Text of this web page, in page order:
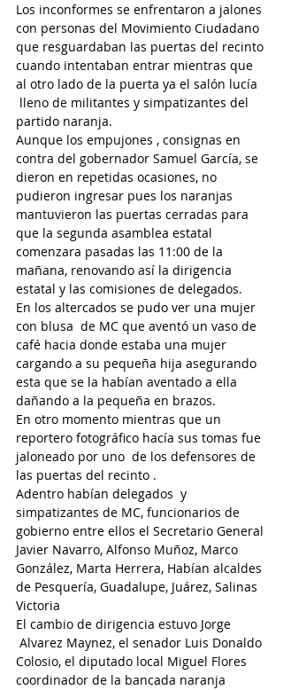
Los inconformes se enfrentaron a jalones
con personas del Movimiento Ciudadano
que resguardaban las puertas del recinto
cuando intentaban entrar mientras que
al otro lado de la puerta ya el salón lucía
lleno de militantes y simpatizantes del
partido naranja.
Aunque los empujones , consignas en
contra del gobernador Samuel García, se
dieron en repetidas ocasiones, no
pudieron ingresar pues los naranjas
mantuvieron las puertas cerradas para
que la segunda asamblea estatal
comenzara pasadas las 11:00 de la
mañana, renovando así la dirigencia
estatal y las comisiones de delegados.
En los altercados se pudo ver una mujer
con blusa  de MC que aventó un vaso de
café hacia donde estaba una mujer
cargando a su pequeña hija asegurando
esta que se la habían aventado a ella
dañando a la pequeña en brazos.
En otro momento mientras que un
reportero fotográfico hacía sus tomas fue
jaloneado por uno  de los defensores de
las puertas del recinto .
Adentro habían delegados  y
simpatizantes de MC, funcionarios de
gobierno entre ellos el Secretario General
Javier Navarro, Alfonso Muñoz, Marco
González, Marta Herrera, Habían alcaldes
de Pesquería, Guadalupe, Juárez, Salinas
Victoria
El cambio de dirigencia estuvo Jorge
Alvarez Maynez, el senador Luis Donaldo
Colosio, el diputado local Miguel Flores
coordinador de la bancada naranja